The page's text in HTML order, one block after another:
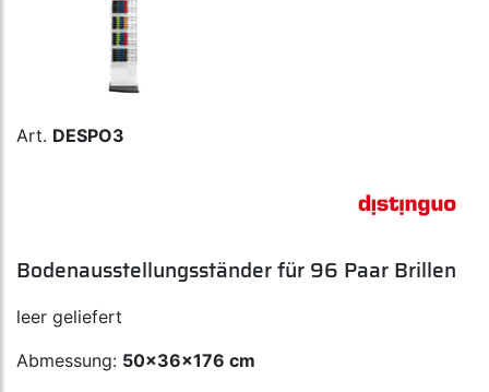
Art. DESPO3
Bodenausstellungsständer für 96 Paar Brillen
leer geliefert
Abmessung: 50x36x176 cm